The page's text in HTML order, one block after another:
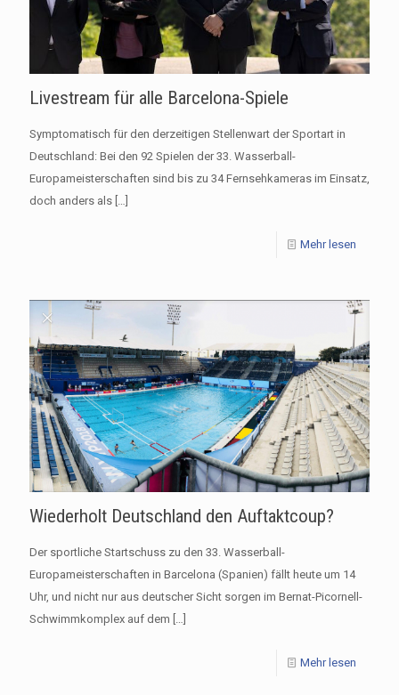
Livestream für alle Barcelona-Spiele
Symptomatisch für den derzeitigen Stellenwart der Sportart in
Deutschland: Bei den 92 Spielen der 33. Wasserball-
Europameisterschaften sind bis zu 34 Fernsehkameras im Einsatz,
doch anders als […]
Mehr lesen
Wiederholt Deutschland den Auftaktcoup?
Der sportliche Startschuss zu den 33. Wasserball-
Europameisterschaften in Barcelona (Spanien) fällt heute um 14
Uhr, und nicht nur aus deutscher Sicht sorgen im Bernat-Picornell-
Schwimmkomplex auf dem […]
Mehr lesen